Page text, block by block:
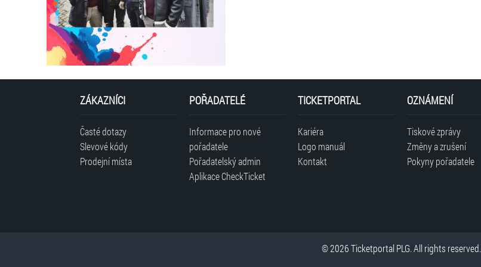
ZÁKAZNÍCI
Časté dotazy
Slevové kódy
Prodejní místa
POŘADATELÉ
Informace pro nové
pořadatele
Pořadatelský admin
Aplikace CheckTicket
TICKETPORTAL
Kariéra
Logo manuál
Kontakt
OZNÁMENÍ
Tiskové zprávy
Změny a zrušení
Pokyny pořadatele
© 2026 Ticketportal PLG. All rights reserved.